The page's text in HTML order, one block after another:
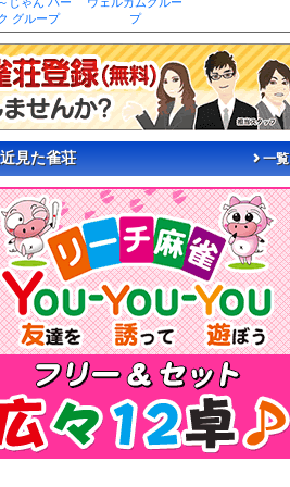
グループ
プ
見た雀荘 一覧